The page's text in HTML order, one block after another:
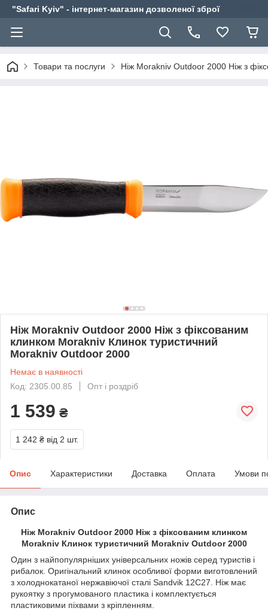
"Safari Kyiv" - інтернет-магазин дозволеної зброї
Товари та послуги Ніж Morakniv Outdoor 2000 Ніж з
Ніж Morakniv Outdoor 2000 Ніж з фіксованим
клинком Morakniv Клинок туристичний
Morakniv Outdoor 2000
Немає в наявності
Код: 2305.00.85
Опт і роздріб
1 539 ₴
1 242 ₴ від 2 шт.
Опис Характеристики Доставка Оплата Умови
Опис
Ніж Morakniv Outdoor 2000 Ніж з фіксованим клинком
Morakniv Клинок туристичний Morakniv Outdoor 2000
Один з найпопулярніших універсальних ножів серед туристів і
рибалок. Оригінальний клинок особливої форми виготовлений
з холоднокатаної нержавіючої сталі Sandvik 12C27. Ніж має
рукоятку з прогумованого пластика і комплектується
пластиковими піхвами з кріпленням.